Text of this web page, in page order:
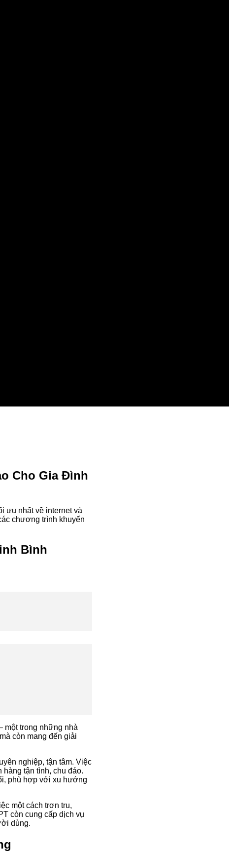
Cho Gia Đình
ưu nhất về internet và
chương trình khuyến
Bình
một trong những nhà
còn mang đến giải
nghiệp, tận tâm. Việc
hàng tận tình, chu đáo.
phù hợp với xu hướng
một cách trơn tru,
còn cung cấp dịch vụ
dùng.